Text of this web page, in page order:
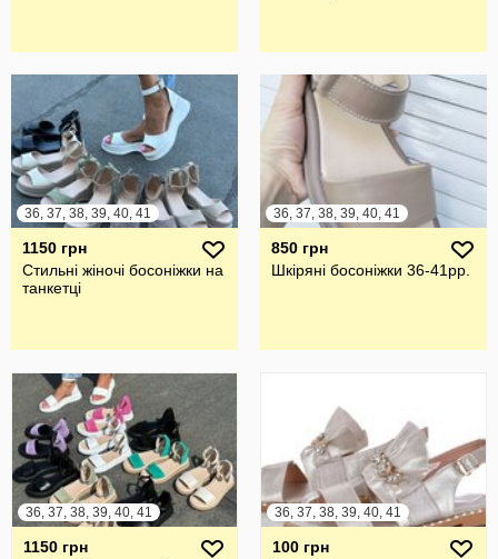
36, 37, 38, 39, 40, 41
1150 грн
Стильні жіночі босоніжки на
танкетці
36, 37, 38, 39, 40, 41
850 грн
Шкіряні босоніжки 36-41рр.
36, 37, 38, 39, 40, 41
1150 грн
36, 37, 38, 39, 40, 41
100 грн